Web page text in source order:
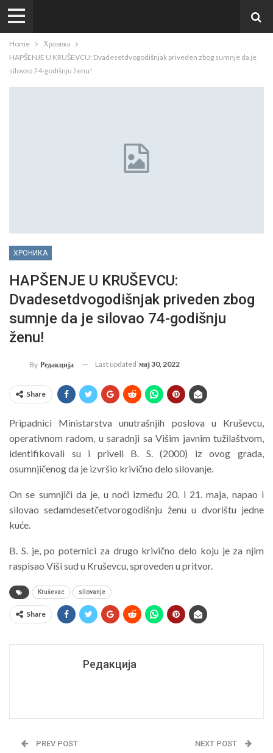
Home
Хроника
HAPŠENJE U KRUŠEVCU: Dvadesetdvogodišnjak priveden zbog sumnje da je
silovao 74-godišnju ženu!
ХРОНИКА
HAPŠENJE U KRUŠEVCU:
Dvadesetdvogodišnjak priveden zbog
sumnje da je silovao 74-godišnju
ženu!
By Редакција Last updated мај 30, 2022
Share
Pripadnici Ministarstva unutrašnjih poslova u Kruševcu,
operativnom radom, u saradnji sa Višim javnim tužilaštvom,
identifikovali su i priveli B. S. (2000) iz ovog grada,
osumnjičenog da je izvršio krivično delo silovanje.
On se sumnjiči da je, u noći između 20. i 21. maja, napao i
silovao sedamdesetčetvorogodišnju ženu u dvorištu jedne
kuće.
B. S. je, po poternici za drugo krivično delo koju je za njim
raspisao Viši sud u Kruševcu, sproveden u pritvor.
Kruševac silovanje
Share
Редакција
PREV POST NEXT POST